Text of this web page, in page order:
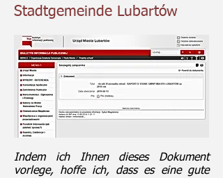
Stadtgemeinde Lubartów
Indem ich Ihnen dieses Dokument
vorlege, hoffe ich, dass es eine gute